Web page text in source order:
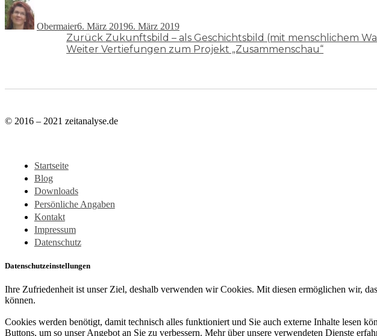
Obermaier6. März 20196. März 2019
Beitragsnavigation
Zurück Vorheriger
Beitrag:
Zukunftsbild – als Geschichtsbild (mit menschlichem
Weiter Nächster
Vertiefungen zum Projekt „Zusammenschau“
© 2016 – 2021 zeitanalyse.de
Startseite
Blog
Downloads
Persönliche Angaben
Kontakt
Impressum
Datenschutz
Datenschutzeinstellungen
Ihre Zufriedenheit ist unser Ziel, deshalb verwenden wir Cookies. Mit diesen ermöglichen wir,
können.
Cookies werden benötigt, damit technisch alles funktioniert und Sie auch externe Inhalte lesen
Buttons, um so unser Angebot an Sie zu verbessern. Mehr über unsere verwendeten Dienste